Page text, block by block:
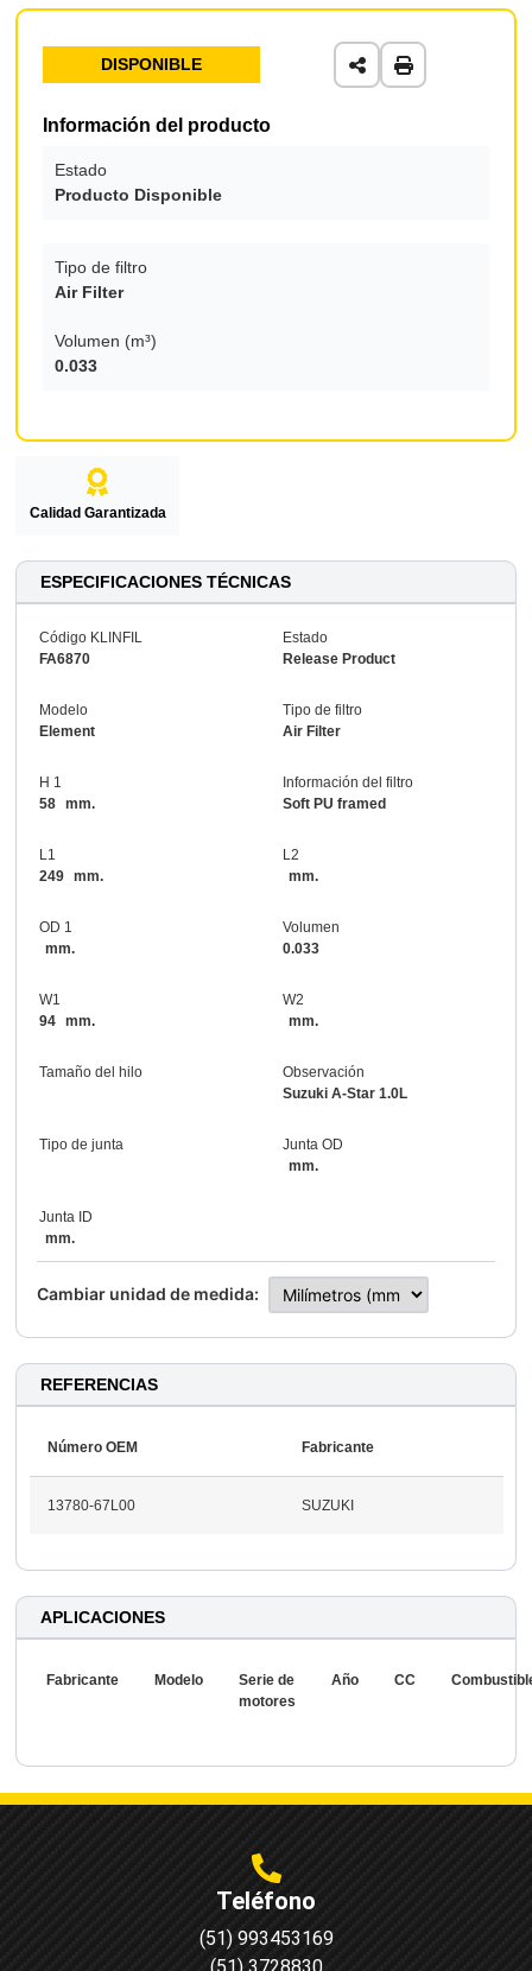
DISPONIBLE
Información del producto
Estado
Producto Disponible
Tipo de filtro
Air Filter
Volumen (m³)
0.033
Calidad Garantizada
ESPECIFICACIONES TÉCNICAS
Código KLINFIL
FA6870
Estado
Release Product
Modelo
Element
Tipo de filtro
Air Filter
H 1
58 mm.
Información del filtro
Soft PU framed
L1
249 mm.
L2
mm.
OD 1
mm.
Volumen
0.033
W1
94 mm.
W2
mm.
Tamaño del hilo
Observación
Suzuki A‑Star 1.0L
Tipo de junta
Junta OD
mm.
Junta ID
mm.
Cambiar unidad de medida:
REFERENCIAS
Número OEM Fabricante
13780-67L00 SUZUKI
APLICACIONES
Fabricante Modelo
Serie de
motores
Año CC
Teléfono
(51) 993453169